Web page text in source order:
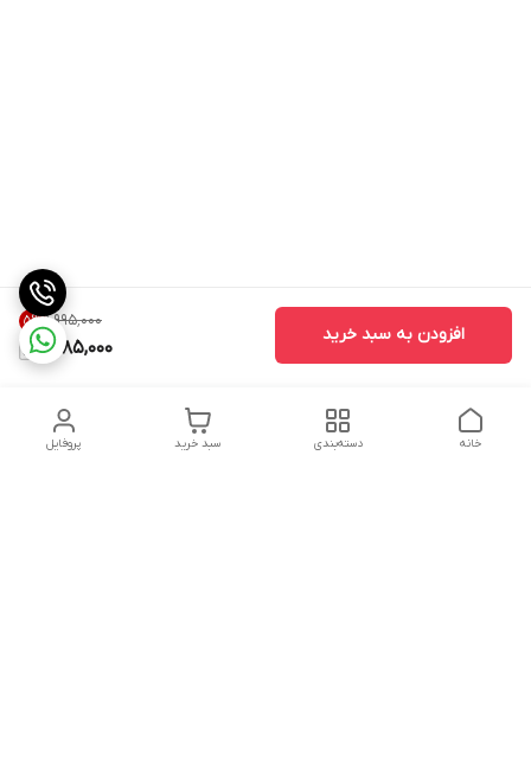
۱٬۹۹۵٬۰۰۰ 5%
1,885,000
افزودن به سبد خرید
پروفایل سبد خرید دسته‌بندی خانه